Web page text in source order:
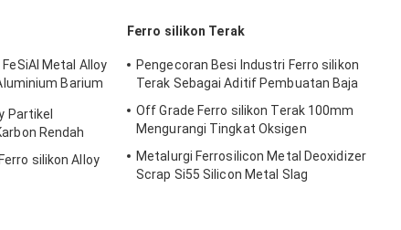
Metal Alloy
Barium
Partikel
Rendah
silikon Alloy
Ferro silikon Terak
Pengecoran Besi Industri Ferro silikon
Terak Sebagai Aditif Pembuatan Baja
Off Grade Ferro silikon Terak 100mm
Mengurangi Tingkat Oksigen
Metalurgi Ferrosilicon Metal Deoxidizer
Scrap Si55 Silicon Metal Slag